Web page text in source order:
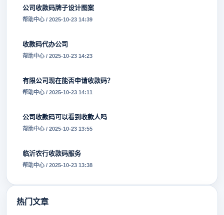
公司收款码牌子设计图案
帮助中心 / 2025-10-23 14:39
收款码代办公司
帮助中心 / 2025-10-23 14:23
有限公司现在能否申请收款码？
帮助中心 / 2025-10-23 14:11
公司收款码可以看到收款人吗
帮助中心 / 2025-10-23 13:55
临沂农行收款码服务
帮助中心 / 2025-10-23 13:38
热门文章